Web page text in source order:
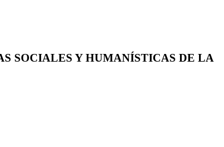
SOCIALES Y HUMANÍSTICAS DE LA